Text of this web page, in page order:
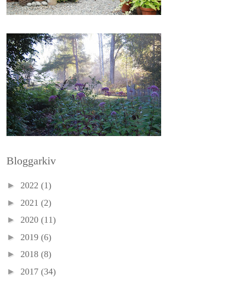
Bloggarkiv
► 2022 (1)
► 2021 (2)
► 2020 (11)
► 2019 (6)
► 2018 (8)
► 2017 (34)